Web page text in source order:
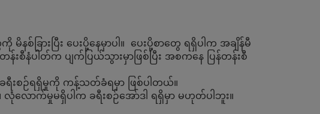
ြားပြီး ပေးပို့နေမှာပါ။ ပေးပို့စာတွေ ရရှိပါက အချိန်မီ
းစီနံပါတ်က ပျက်ပြယ်သွားမှာဖြစ်ပြီး အစကနေ ပြန်တန်းစီ
ခရီးစဉ်ရရှိမှုကို ကန့်သတ်ခံရမှာ ဖြစ်ပါတယ်။
။ လုံလောက်မှုမရှိပါက ခရီးစဉ်အော်ဒါ ရရှိမှာ မဟုတ်ပါဘူး။